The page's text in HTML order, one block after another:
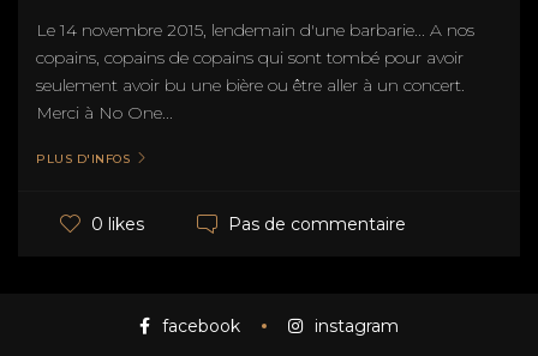
Le 14 novembre 2015, lendemain d'une barbarie... A nos
copains, copains de copains qui sont tombé pour avoir
seulement avoir bu une bière ou être aller à un concert.
Merci à No One...
PLUS D'INFOS
0 likes Pas de commentaire
facebook instagram